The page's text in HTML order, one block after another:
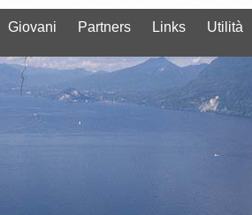
Giovani Partners Links Utilità